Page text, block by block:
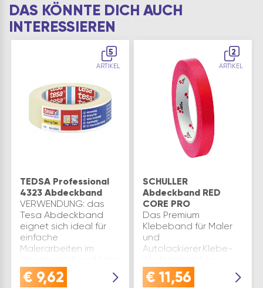
DAS KÖNNTE DICH AUCH
INTERESSIEREN
5
ARTIKEL
TEDSA Professional
4323 Abdeckband
VERWENDUNG: das
Tesa Abdeckband
eignet sich ideal für
einfache
Malerarbeiten im
auch zum Fixieren von
Abdeckmaterialien,
€ 9,62
2
ARTIKEL
SCHULLER
Abdeckband RED
CORE PRO
Das Premium
Klebeband für Maler
und
Autolackierer.Klebe-
speziell aus
gekrepptem
€ 11,56